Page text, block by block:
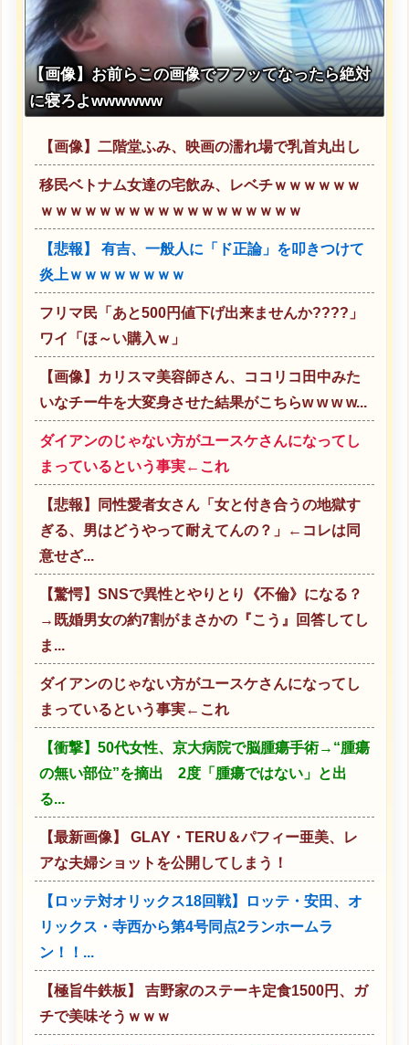
【画像】お前らこの画像でフフッてなったら絶対
に寝ろよwwwwww
【画像】二階堂ふみ、映画の濡れ場で乳首丸出し
移民ベトナム女達の宅飲み、レベチｗｗｗｗｗｗ
ｗｗｗｗｗｗｗｗｗｗｗｗｗｗｗｗｗｗ
【悲報】 有吉、一般人に「ド正論」を叩きつけて
炎上ｗｗｗｗｗｗｗｗ
フリマ民「あと500円値下げ出来ませんか????」
ワイ「ほ～い購入ｗ」
【画像】カリスマ美容師さん、ココリコ田中みた
いなチー牛を大変身させた結果がこちらw w w w...
ダイアンのじゃない方がユースケさんになってし
まっているという事実←これ
【悲報】同性愛者女さん「女と付き合うの地獄す
ぎる、男はどうやって耐えてんの？」←コレは同
意せざ...
【驚愕】SNSで異性とやりとり《不倫》になる？
→既婚男女の約7割がまさかの『こう』回答してし
ま...
ダイアンのじゃない方がユースケさんになってし
まっているという事実←これ
【衝撃】50代女性、京大病院で脳腫瘍手術→“腫瘍
の無い部位”を摘出 2度「腫瘍ではない」と出
る...
【最新画像】 GLAY・TERU＆パフィー亜美、レ
アな夫婦ショットを公開してしまう！
【ロッテ対オリックス18回戦】ロッテ・安田、オ
リックス・寺西から第4号同点2ランホームラ
ン！！...
【極旨牛鉄板】 吉野家のステーキ定食1500円、ガ
チで美味そうｗｗｗ